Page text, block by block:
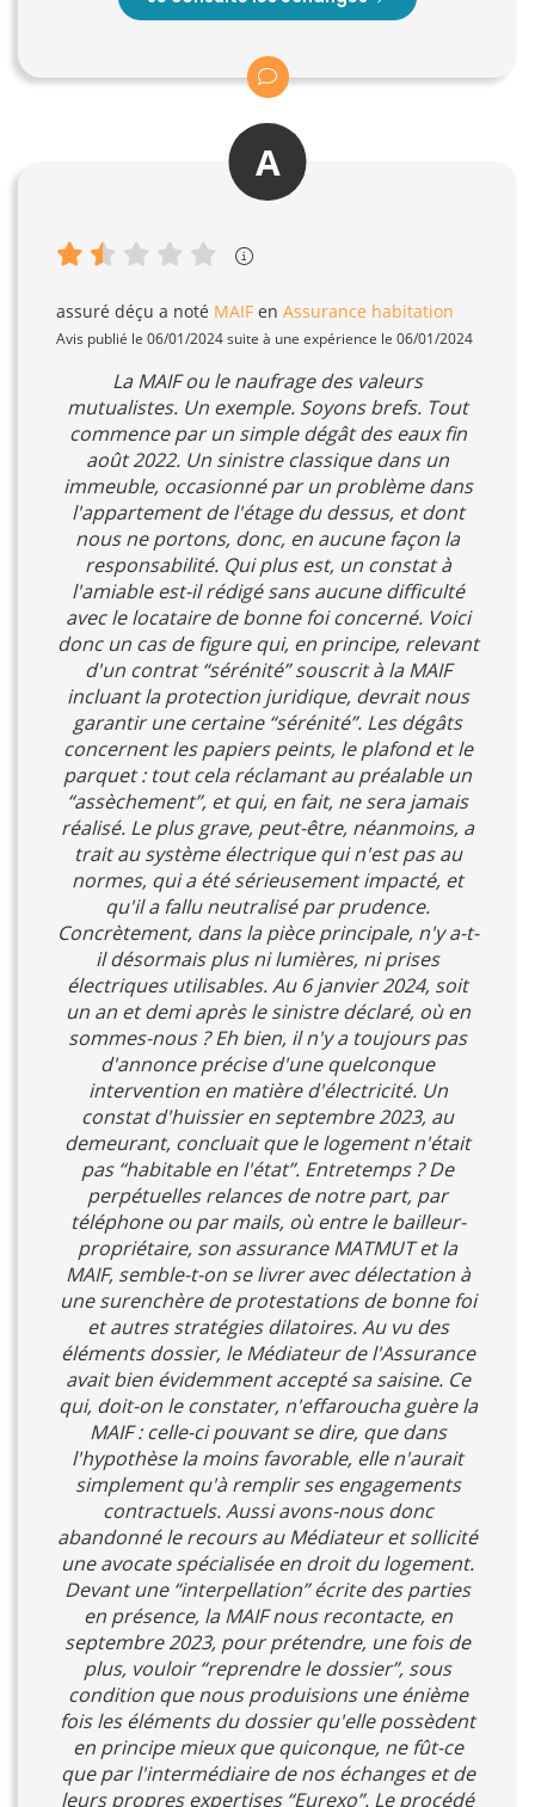
A
assuré déçu a noté MAIF en Assurance habitation
Avis publié le 06/01/2024 suite à une expérience le 06/01/2024
La MAIF ou le naufrage des valeurs
mutualistes. Un exemple. Soyons brefs. Tout
commence par un simple dégât des eaux fin
août 2022. Un sinistre classique dans un
immeuble, occasionné par un problème dans
l'appartement de l'étage du dessus, et dont
nous ne portons, donc, en aucune façon la
responsabilité. Qui plus est, un constat à
l'amiable est-il rédigé sans aucune difficulté
avec le locataire de bonne foi concerné. Voici
donc un cas de figure qui, en principe, relevant
d'un contrat “sérénité” souscrit à la MAIF
incluant la protection juridique, devrait nous
garantir une certaine “sérénité”. Les dégâts
concernent les papiers peints, le plafond et le
parquet : tout cela réclamant au préalable un
“assèchement”, et qui, en fait, ne sera jamais
réalisé. Le plus grave, peut-être, néanmoins, a
trait au système électrique qui n'est pas au
normes, qui a été sérieusement impacté, et
qu'il a fallu neutralisé par prudence.
Concrètement, dans la pièce principale, n'y a-t-
il désormais plus ni lumières, ni prises
électriques utilisables. Au 6 janvier 2024, soit
un an et demi après le sinistre déclaré, où en
sommes-nous ? Eh bien, il n'y a toujours pas
d'annonce précise d'une quelconque
intervention en matière d'électricité. Un
constat d'huissier en septembre 2023, au
demeurant, concluait que le logement n'était
pas “habitable en l'état”. Entretemps ? De
perpétuelles relances de notre part, par
téléphone ou par mails, où entre le bailleur-
propriétaire, son assurance MATMUT et la
MAIF, semble-t-on se livrer avec délectation à
une surenchère de protestations de bonne foi
et autres stratégies dilatoires. Au vu des
éléments dossier, le Médiateur de l'Assurance
avait bien évidemment accepté sa saisine. Ce
qui, doit-on le constater, n'effaroucha guère la
MAIF : celle-ci pouvant se dire, que dans
l'hypothèse la moins favorable, elle n'aurait
simplement qu'à remplir ses engagements
contractuels. Aussi avons-nous donc
abandonné le recours au Médiateur et sollicité
une avocate spécialisée en droit du logement.
Devant une “interpellation” écrite des parties
en présence, la MAIF nous recontacte, en
septembre 2023, pour prétendre, une fois de
plus, vouloir “reprendre le dossier”, sous
condition que nous produisions une énième
fois les éléments du dossier qu'elle possèdent
en principe mieux que quiconque, ne fût-ce
que par l'intermédiaire de nos échanges et de
leurs propres expertises “Eurexo”. Le procédé